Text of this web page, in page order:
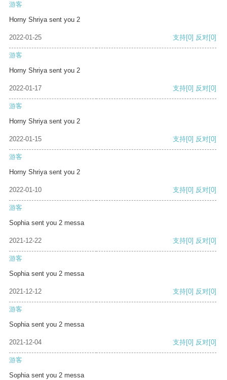
游客
Horny Shriya sent you 2
2022-01-25 支持[0] 反对[0]
游客
Horny Shriya sent you 2
2022-01-17 支持[0] 反对[0]
游客
Horny Shriya sent you 2
2022-01-15 支持[0] 反对[0]
游客
Horny Shriya sent you 2
2022-01-10 支持[0] 反对[0]
游客
Sophia sent you 2 messa
2021-12-22 支持[0] 反对[0]
游客
Sophia sent you 2 messa
2021-12-12 支持[0] 反对[0]
游客
Sophia sent you 2 messa
2021-12-04 支持[0] 反对[0]
游客
Sophia sent you 2 messa